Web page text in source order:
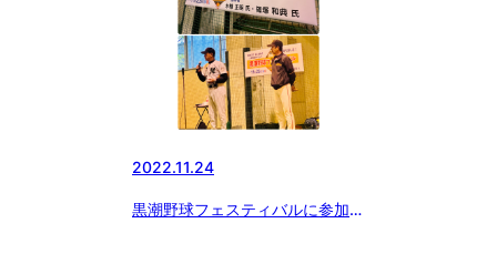
2022.11.24
黒潮野球フェスティバルに参加し